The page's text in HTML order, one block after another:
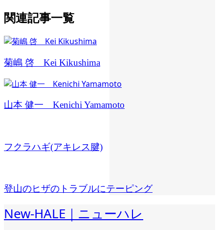
関連記事一覧
菊嶋 啓 Kei Kikushima
山本 健一 Kenichi Yamamoto
フクラハギ(アキレス腱)
登山のヒザのトラブルにテーピング
New-HALE｜ニューハレ